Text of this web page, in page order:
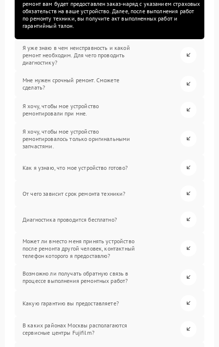
ремонт вам будет предоставлен заказ-наряд с указанием страховых
обязательств на ваше устройство. Далее, после выполнения работ
по ремонту техники, вы получите акт выполненных работ и
гарантийный талон.
Я уже знаю в чем неисправность и какой
ремонт необходим. Для чего проводить
диагностику?
Мне нужен срочный ремонт. Сможете
сделать?
Я хочу, чтобы мое устройство
ремонтировали при мне.
Я хочу, чтобы мое устройство
ремонтировалось только оригинальными
запчастями.
Как я узнаю, что мое устройство готово?
От чего зависит срок ремонта техники?
Диагностика проводится бесплатно?
Может ли вместо меня принять устройство
после ремонта другой человек, контактный
телефон которого я предоставлю?
Возможно ли получать обратную связь в
процессе выполнения ремонтных работ?
Какую гарантию вы предоставляете?
В каких районах Москвы располагаются
сервисные центры Fujifilm?